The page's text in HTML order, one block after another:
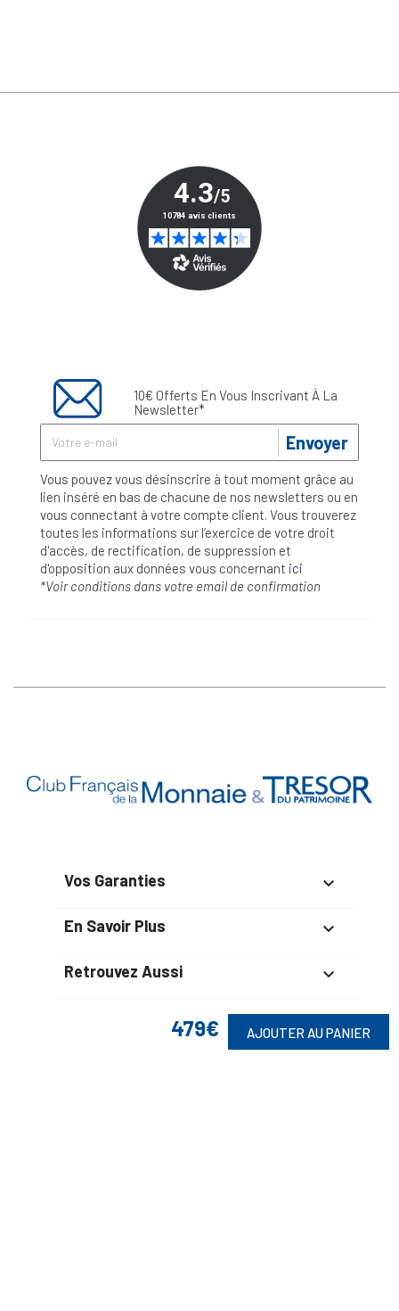
479€ AJOUTER AU PANIER
10€ Offerts En Vous Inscrivant À La
Newsletter*
Envoyer
Vous pouvez vous désinscrire à tout moment grâce au
lien inséré en bas de chacune de nos newsletters ou en
vous connectant à votre compte client. Vous trouverez
toutes les informations sur l’exercice de votre droit
d'accès, de rectification, de suppression et
d'opposition aux données vous concernant ici
*Voir conditions dans votre email de confirmation
Vos Garanties 
En Savoir Plus 
Retrouvez Aussi 